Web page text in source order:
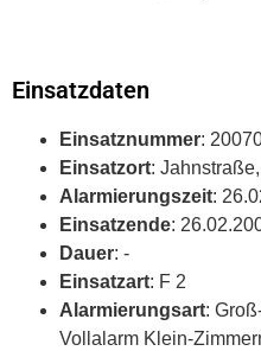
Einsatzdaten
Einsatznummer:
Einsatzort:
Alarmierungszeit:
Einsatzende:
Dauer: -
Einsatzart: F 2
Alarmierungsart:
Vollalarm Klein-